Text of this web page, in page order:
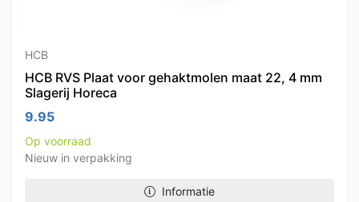
HCB
HCB RVS Plaat voor gehaktmolen maat 22, 4 mm
Slagerij Horeca
9.95
Op voorraad
Nieuw in verpakking
Informatie